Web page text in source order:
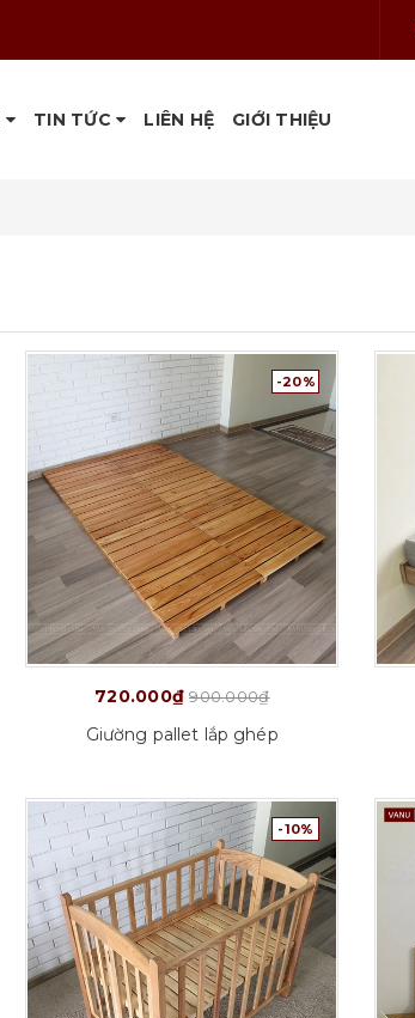
TIN TỨC LIÊN HỆ GIỚI THIỆU
-20%
720.000₫ 900.000₫
Giường pallet lắp ghép
-10%